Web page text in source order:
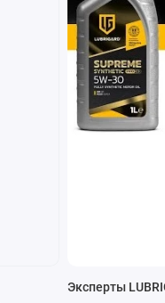
Эксперты